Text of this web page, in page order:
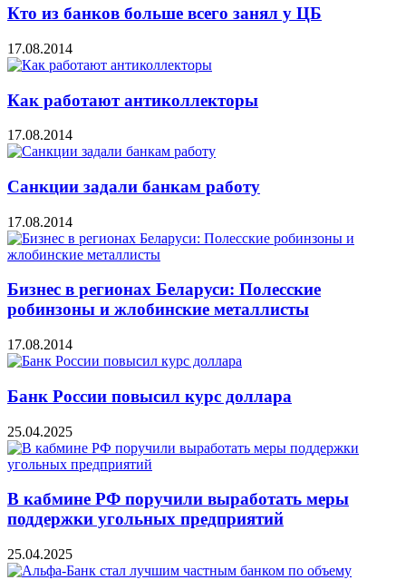
Кто из банков больше всего занял у ЦБ
17.08.2014
Как работают антиколлекторы
17.08.2014
Санкции задали банкам работу
17.08.2014
Бизнес в регионах Беларуси: Полесские
робинзоны и жлобинские металлисты
17.08.2014
Банк России повысил курс доллара
25.04.2025
В кабмине РФ поручили выработать меры
поддержки угольных предприятий
25.04.2025